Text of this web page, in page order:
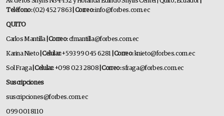
Teléfono:(02) 452 7863 | Correo:info@forbes.com.ec
QUITO
Carlos Mantilla | Correo:cfmantilla@forbes.com.ec
Karina Nieto | Celular:+593 99 045 6281 | Correo:knieto@forbes.com.ec
Sol Fraga| Celular:+098 023 2808 | Correo:sfraga@forbes.com.ec
Suscripciones
suscripciones@forbes.com.ec
099 001 8110